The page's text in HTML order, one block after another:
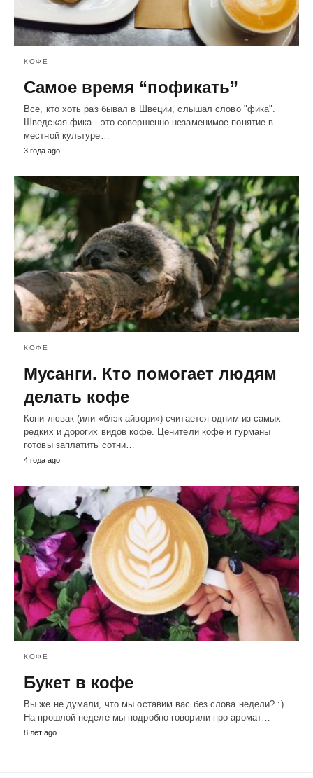
КОФЕ
Самое время “пофикать”
Все, кто хоть раз бывал в Швеции, слышал слово "фика".
Шведская фика - это совершенно незаменимое понятие в
местной культуре…
3 года ago
КОФЕ
Мусанги. Кто помогает людям
делать кофе
Копи-лювак (или «блэк айвори») считается одним из самых
редких и дорогих видов кофе. Ценители кофе и гурманы
готовы заплатить сотни…
4 года ago
КОФЕ
Букет в кофе
Вы же не думали, что мы оставим вас без слова недели? :)
На прошлой неделе мы подробно говорили про аромат…
8 лет ago